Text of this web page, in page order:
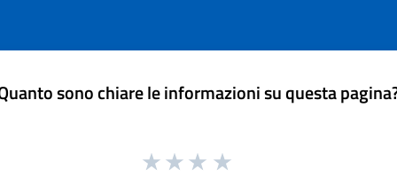
sono chiare le informazioni su questa